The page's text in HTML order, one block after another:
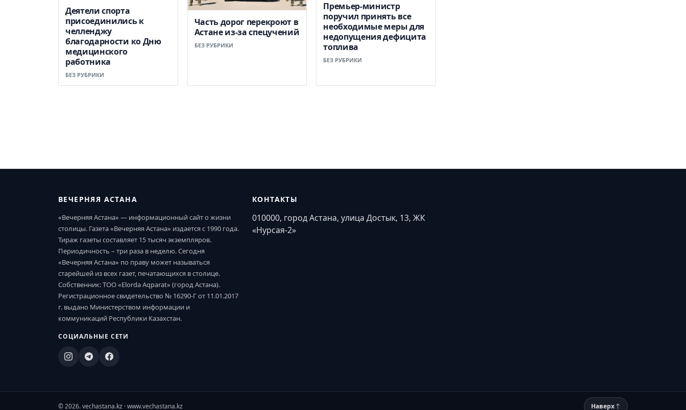
Деятели спорта
присоединились к
челленджу
благодарности ко Дню
медицинского
работника
БЕЗ РУБРИКИ
Часть дорог перекроют в
Астане из-за спецучений
БЕЗ РУБРИКИ
Премьер-министр
поручил принять все
необходимые меры для
недопущения дефицита
топлива
БЕЗ РУБРИКИ
ВЕЧЕРНЯЯ АСТАНА
«Вечерняя Астана» — информационный сайт о жизни
столицы. Газета «Вечерняя Астана» издается с 1990 года.
Тираж газеты составляет 15 тысяч экземпляров.
Периодичность – три раза в неделю. Сегодня
«Вечерняя Астана» по праву может называться
старейшей из всех газет, печатающихся в столице.
Собственник: ТОО «Elorda Aqparat» (город Астана).
Регистрационное свидетельство № 16290-Г от 11.01.2017
г. выдано Министерством информации и
коммуникаций Республики Казахстан.
СОЦИАЛЬНЫЕ СЕТИ
КОНТАКТЫ
010000, город Астана, улица Достык, 13, ЖК
«Нурсая-2»
© 2026. vechastana.kz · www.vechastana.kz Наверх